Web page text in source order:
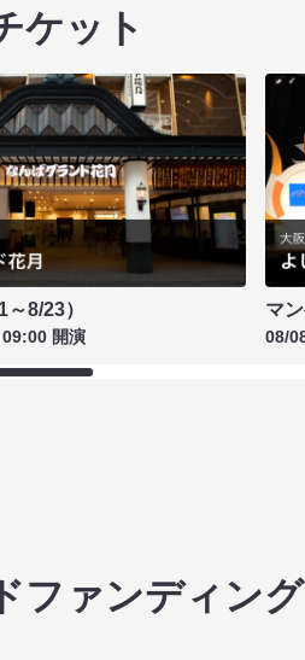
ケット
8/23）
開演
マ
08/
ファンディング